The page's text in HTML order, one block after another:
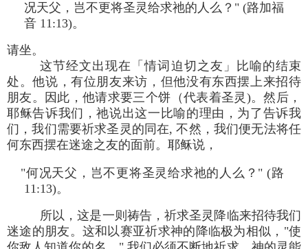
况天父，岂不更将圣灵给求祂的人么？" (路加福
音 11:13)。
请坐。
这节经文出现在「情词迫切之友」比喻的结束
处。他说，有位朋友来访，但他没有东西摆上来招待
朋友。因此，他请求要三个饼（代表着圣灵)。然后，
耶稣告诉我们，祂说出这一比喻的理由，为了告诉我
们，我们需要祈求圣灵的同在, 不然，我们便无法将任
何东西摆在迷途之友的面前。耶稣说，
"何况天父，岂不更将圣灵给求祂的人么？" (路
11:13)。
所以，这是一则祷告，祈求圣灵降临来招待我们
迷途的朋友。这和以赛亚祈求神的降临极为相似，"使